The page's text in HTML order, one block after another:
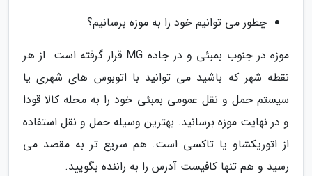
چطور می توانیم خود را به موزه برسانیم؟
موزه در جنوب بمبئی و در جاده MG قرار گرفته است. از هر
نقطه شهر که باشید می توانید با اتوبوس های شهری یا
سیستم حمل و نقل عمومی بمبئی خود را به محله کالا قودا
و در نهایت موزه برسانید. بهترین وسیله حمل و نقل استفاده
از اتوریکشاو یا تاکسی است. هم سریع تر به مقصد می
رسید و هم تنها کافیست آدرس را به راننده بگویید.